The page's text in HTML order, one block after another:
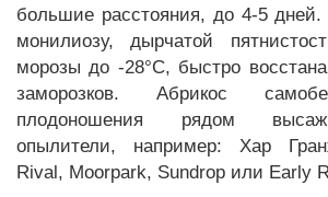
большие расстояния, до 4-5 дней.
монилиозу, дырчатой
морозы до -28°С, быстро
заморозков. Абрикос
плодоношения рядом
опылители, например: Хар
Rival, Moorpark, Sundrop или Early